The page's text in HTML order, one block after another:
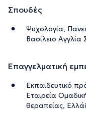
Σπουδές
Ψυχολογία,
Βασίλειο
Επαγγελματική
Εκπαιδευτικό
Εταιρεία
θεραπείας,